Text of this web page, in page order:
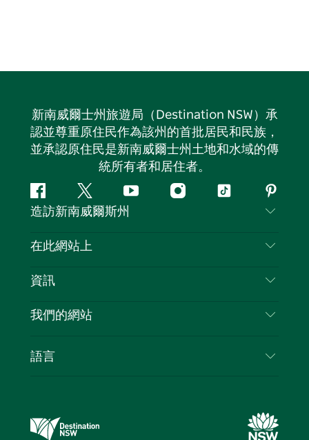
新南威爾士州旅遊局（Destination NSW）承
認並尊重原住民作為該州的首批居民和民族，
並承認原住民是新南威爾士州土地和水域的傳
統所有者和居住者。
Facebook嘰
嘰
喳
Youtube Instagram
抖
造訪新南威爾斯州
聯絡我們
隱私
Cookie 通知
在此網站上
目的地
新南威爾斯州公路旅行
活動
資訊
旅行資訊
新南威爾斯的商業
我們的網站
語言